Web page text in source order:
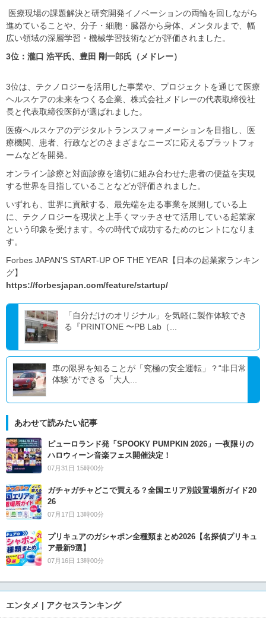
医療現場の課題解決と研究開発イノベーションの両輪を回しながら
進めていることや、分子・細胞・臓器から身体、メンタルまで、幅
広い領域の深層学習・機械学習技術などが評価されました。
3位：瀧口 浩平氏、豊田 剛一郎氏（メドレー）
3位は、テクノロジーを活用した事業や、プロジェクトを通じて医療
ヘルスケアの未来をつくる企業、株式会社メドレーの代表取締役社
長と代表取締役医師が選ばれました。
医療ヘルスケアのデジタルトランスフォーメーションを目指し、医
療機関、患者、行政などのさまざまなニーズに応えるプラットフォ
ームなどを開発。
オンライン診療と対面診療を適切に組み合わせた患者の便益を実現
する世界を目指していることなどが評価されました。
いずれも、世界に貢献する、最先端を走る事業を展開している上
に、テクノロジーを現状と上手くマッチさせて活用している起業家
という印象を受けます。今の時代で成功するためのヒントになりま
す。
Forbes JAPAN’S START-UP OF THE YEAR【日本の起業家ランキン
グ】
https://forbesjapan.com/feature/startup/
「自分だけのオリジナル」を気軽に製作体験でき
る『PRINTONE 〜PB Lab（...
車の限界を知ることが「究極の安全運転」？“非日常
体験”ができる「大人...
あわせて読みたい記事
ピューロランド発「SPOOKY PUMPKIN 2026」一夜限りの
ハロウィーン音楽フェス開催決定！
07月31日 15時00分
ガチャガチャどこで買える？全国エリア別設置場所ガイド20
26
07月17日 13時00分
プリキュアのガシャポン全種類まとめ2026【名探偵プリキュ
ア最新9選】
07月16日 13時00分
エンタメ | アクセスランキング